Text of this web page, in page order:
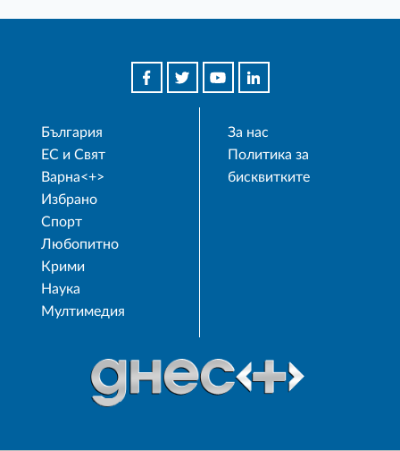
България
ЕС и Свят
Варна<+>
Избрано
Спорт
Любопитно
Крими
Наука
Мултимедия
За нас
Политика за
бисквитките